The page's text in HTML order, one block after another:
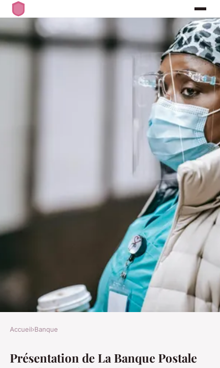
La Banque Postale : des
Accueil›Banque
Présentation de La Banque Postale